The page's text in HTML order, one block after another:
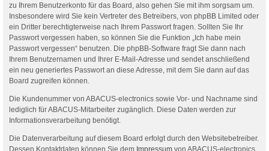
zu Ihrem Benutzerkonto für das Board, also gehen Sie mit ihm sorgsam um.
Insbesondere wird Sie kein Vertreter des Betreibers, von phpBB Limited oder
ein Dritter berechtigterweise nach Ihrem Passwort fragen. Sollten Sie Ihr
Passwort vergessen haben, so können Sie die Funktion „Ich habe mein
Passwort vergessen“ benutzen. Die phpBB-Software fragt Sie dann nach
Ihrem Benutzernamen und Ihrer E-Mail-Adresse und sendet anschließend
ein neu generiertes Passwort an diese Adresse, mit dem Sie dann auf das
Board zugreifen können.
Die Kundenummer von ABACUS-electronics sowie Vor- und Nachname sind
lediglich für ABACUS-Mitarbeiter zugänglich. Diese Daten werden zur
Informationsverarbeitung benötigt.
Die Datenverarbeitung auf diesem Board erfolgt durch den Websitebetreiber.